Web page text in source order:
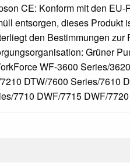
CE: Konform mit den EU-
entsorgen, dieses Produkt
den Bestimmungen zur
Grüner
WF-3600 Series/
DTW/7600 Series/7610
7710 DWF/7715 DWF/